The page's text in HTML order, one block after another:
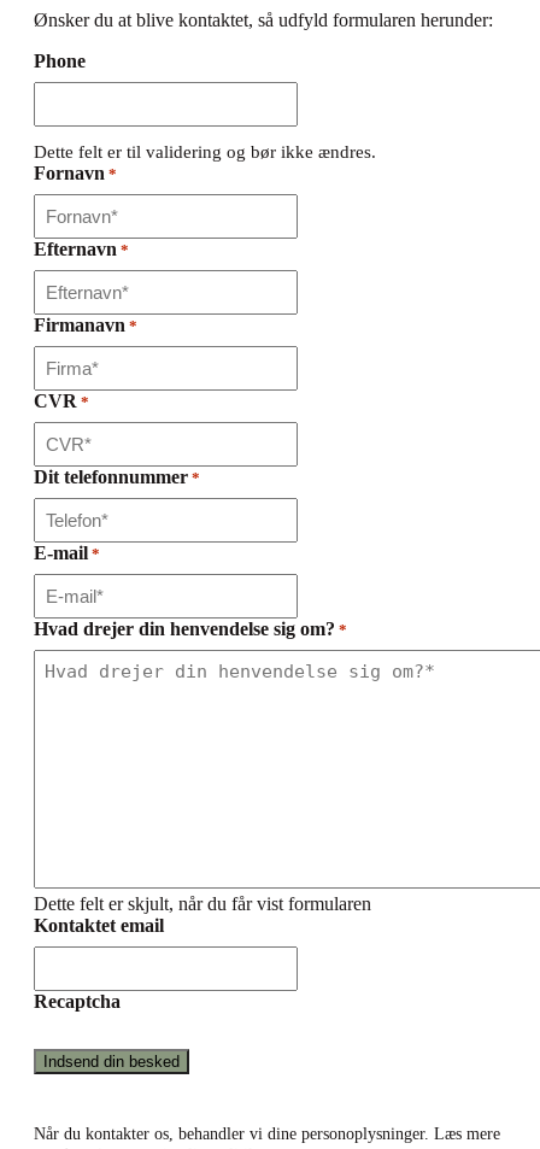
Ønsker du at blive kontaktet, så udfyld formularen herunder:
Phone
Dette felt er til validering og bør ikke ændres.
Fornavn *
Efternavn *
Firmanavn *
CVR *
Dit telefonnummer *
E-mail *
Hvad drejer din henvendelse sig om? *
Dette felt er skjult, når du får vist formularen
Kontaktet email
Recaptcha
Når du kontakter os, behandler vi dine personoplysninger. Læs mere